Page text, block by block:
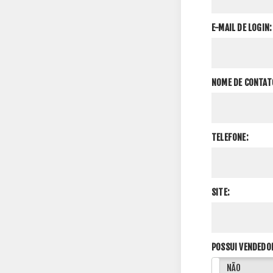
E-MAIL DE LOGIN:
NOME DE
TELEFONE:
SITE:
POSSUI
NÃO